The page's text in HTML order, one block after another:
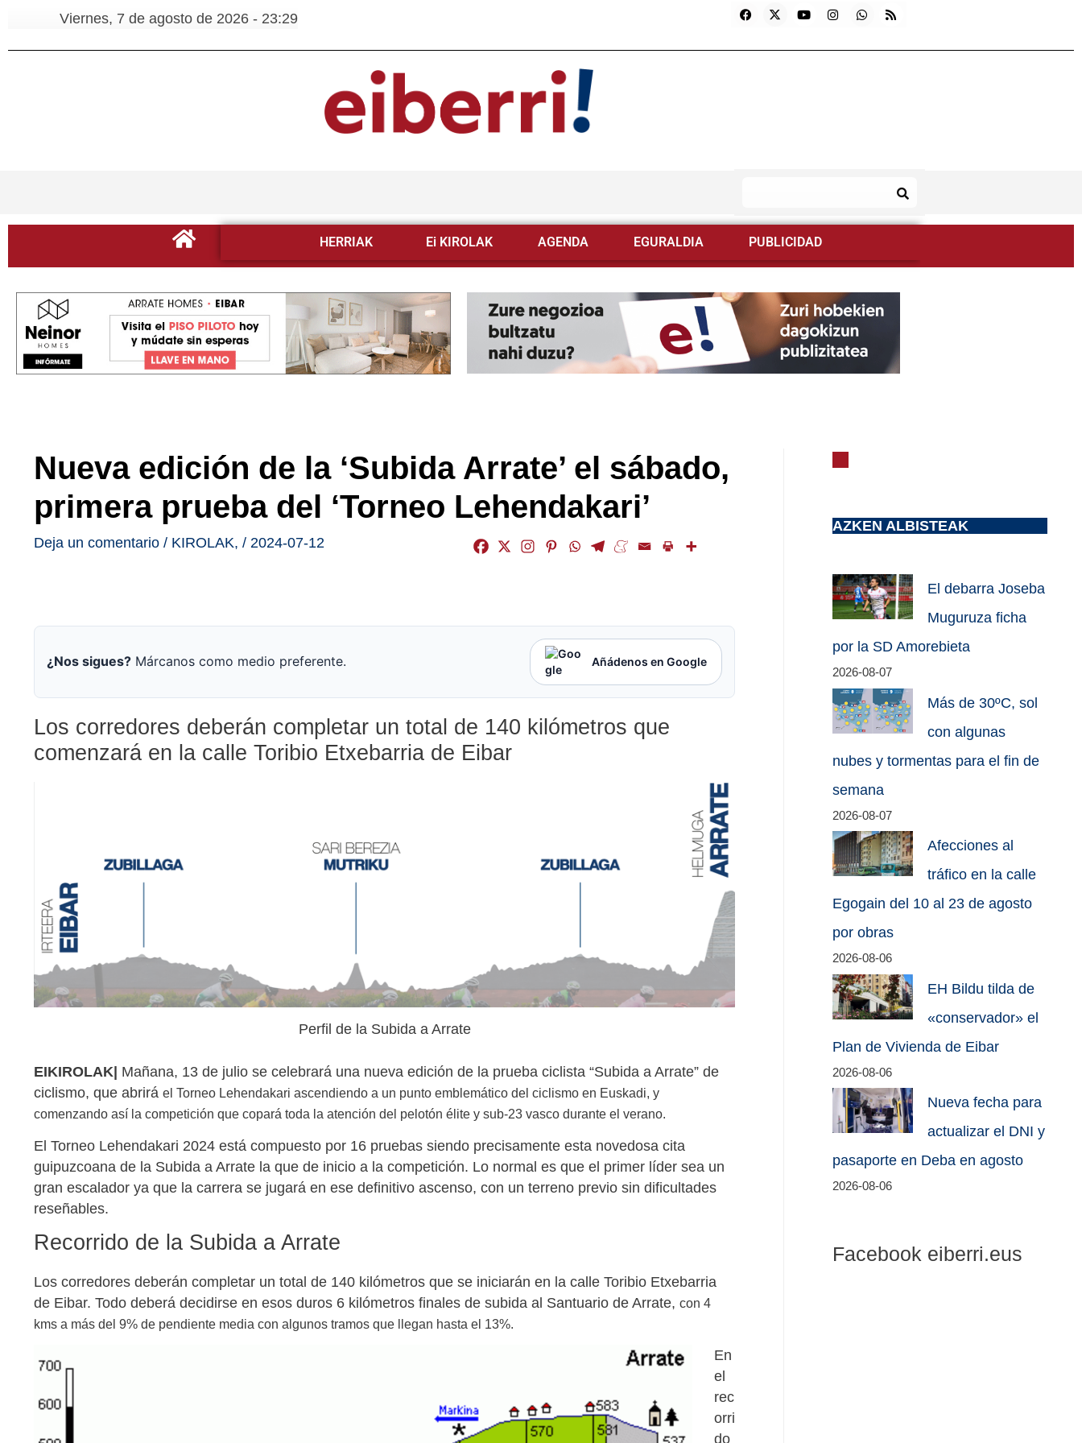
Viernes, 7 de agosto de 2026 - 23:29
HERRIAK Ei KIROLAK AGENDA EGURALDIA PUBLICIDAD
Nueva edición de la ‘Subida Arrate’ el sábado,
primera prueba del ‘Torneo Lehendakari’
Deja un comentario / KIROLAK, / 2024-07-12
¿Nos sigues? Márcanos como medio preferente. Añádenos en Google
Los corredores deberán completar un total de 140 kilómetros que
comenzará en la calle Toribio Etxebarria de Eibar
Perfil de la Subida a Arrate
EIKIROLAK| Mañana, 13 de julio se celebrará una nueva edición de la prueba ciclista “Subida a Arrate” de
ciclismo, que abrirá el Torneo Lehendakari ascendiendo a un punto emblemático del ciclismo en Euskadi, y
comenzando así la competición que copará toda la atención del pelotón élite y sub-23 vasco durante el verano.
El Torneo Lehendakari 2024 está compuesto por 16 pruebas siendo precisamente esta novedosa cita
guipuzcoana de la Subida a Arrate la que de inicio a la competición. Lo normal es que el primer líder sea un
gran escalador ya que la carrera se jugará en ese definitivo ascenso, con un terreno previo sin dificultades
reseñables.
Recorrido de la Subida a Arrate
Los corredores deberán completar un total de 140 kilómetros que se iniciarán en la calle Toribio Etxebarria
de Eibar. Todo deberá decidirse en esos duros 6 kilómetros finales de subida al Santuario de Arrate, con 4
kms a más del 9% de pendiente media con algunos tramos que llegan hasta el 13%.
En
el
rec
orri
do
AZKEN ALBISTEAK
El debarra Joseba
Muguruza ficha
por la SD Amorebieta
2026-08-07
Más de 30ºC, sol
con algunas
nubes y tormentas para el fin de
semana
2026-08-07
Afecciones al
tráfico en la calle
Egogain del 10 al 23 de agosto
por obras
2026-08-06
EH Bildu tilda de
«conservador» el
Plan de Vivienda de Eibar
2026-08-06
Nueva fecha para
actualizar el DNI y
pasaporte en Deba en agosto
2026-08-06
Facebook eiberri.eus